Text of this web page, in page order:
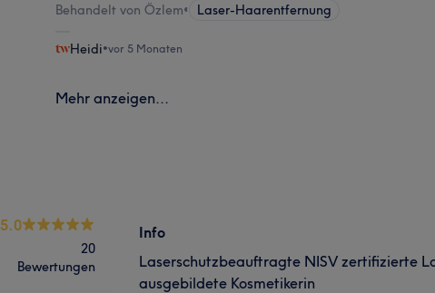
Behandelt von Özlem• Laser-Haarentfernung
Heidi•vor 5 Monaten
Mehr anzeigen...
5.0
20
Bewertungen
Info
Laserschutzbeauftragte NISV zertifizierte
ausgebildete Kosmetikerin